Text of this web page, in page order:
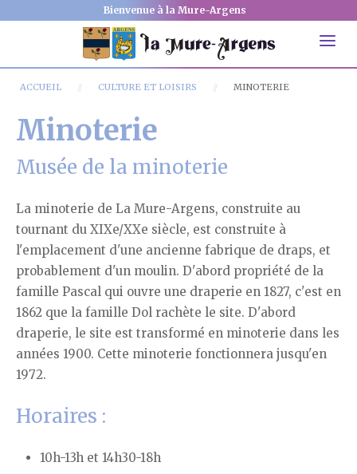
Bienvenue à la Mure-Argens
ACCUEIL CULTURE ET LOISIRS MINOTERIE
Minoterie
Musée de la minoterie
La minoterie de La Mure-Argens, construite au
tournant du XIXe/XXe siècle, est construite à
l'emplacement d'une ancienne fabrique de draps, et
probablement d'un moulin. D'abord propriété de la
famille Pascal qui ouvre une draperie en 1827, c'est en
1862 que la famille Dol rachète le site. D'abord
draperie, le site est transformé en minoterie dans les
années 1900. Cette minoterie fonctionnera jusqu'en
1972.
Horaires :
10h-13h et 14h30-18h